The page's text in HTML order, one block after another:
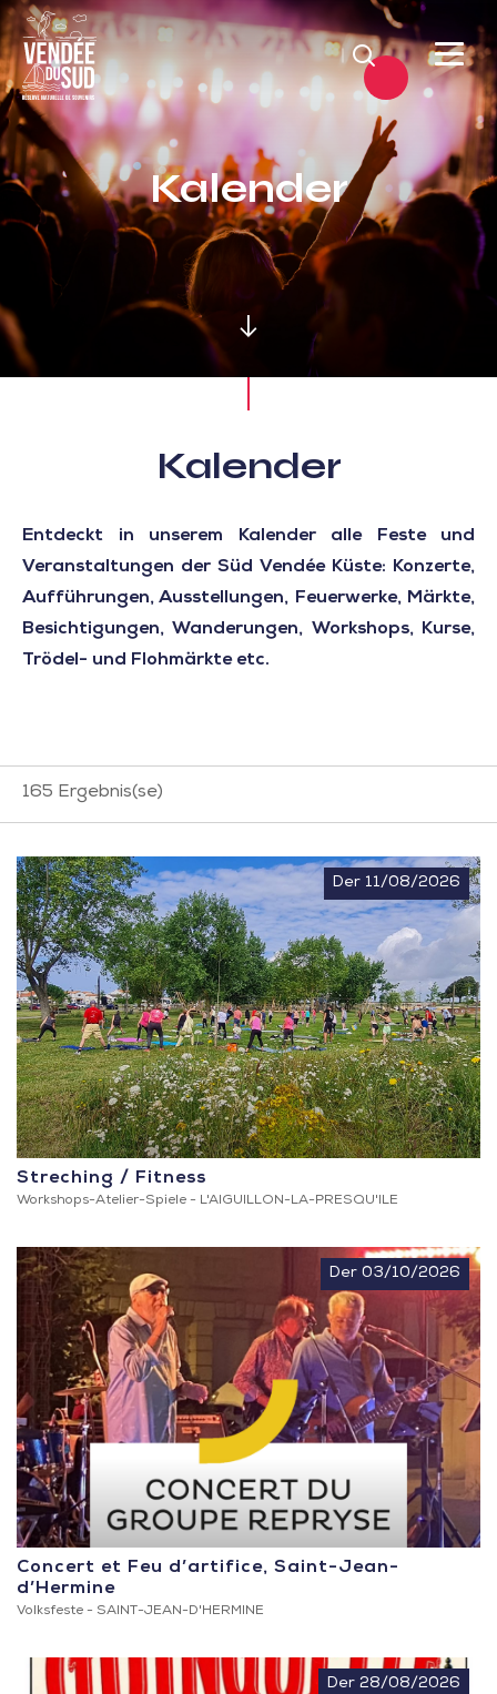
Sud
Vendée
Littoral
TourismusSüd
Vendée
Küste
Suchen
Kalender
Kalender
Entdeckt in unserem Kalender alle Feste und
Veranstaltungen der Süd Vendée Küste: Konzerte,
Aufführungen, Ausstellungen, Feuerwerke, Märkte,
Besichtigungen, Wanderungen, Workshops, Kurse,
Trödel- und Flohmärkte etc.
165 Ergebnis(se)
Der 11/08/2026
Streching / Fitness
Workshops-Atelier-Spiele - L'AIGUILLON-LA-PRESQU'ILE
Der 03/10/2026
Concert et Feu d’artifice, Saint-Jean-
d’Hermine
Volksfeste - SAINT-JEAN-D'HERMINE
Der 28/08/2026